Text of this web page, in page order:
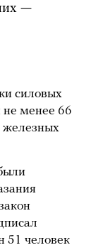
—
силовых
не менее 66
железных
51 человек